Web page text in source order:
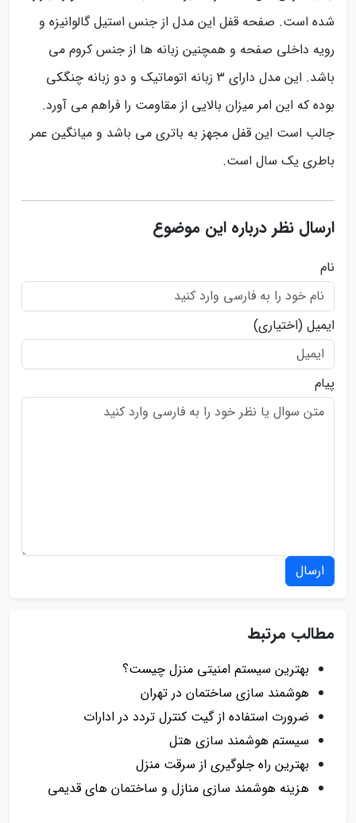
شده است. صفحه قفل این مدل از جنس استیل گالوانیزه و
رویه داخلی صفحه و همچنین زبانه ها از جنس کروم می
باشد. این مدل دارای 3 زبانه اتوماتیک و دو زبانه چنگکی
بوده که این امر میزان بالایی از مقاومت را فراهم می آورد.
جالب است این قفل مجهز به باتری می باشد و میانگین عمر
باطری یک سال است.
ارسال نظر درباره این موضوع
نام
ایمیل (اختیاری)
پیام
ارسال
مطالب مرتبط
بهترین سیستم امنیتی منزل چیست؟
هوشمند سازی ساختمان در تهران
ضرورت استفاده از گیت کنترل تردد در ادارات
سیستم هوشمند سازی هتل
بهترین راه جلوگیری از سرقت منزل
هزینه هوشمند سازی منازل و ساختمان های قدیمی